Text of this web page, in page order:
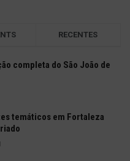
RECENTES
completa do São João de
temáticos em Fortaleza